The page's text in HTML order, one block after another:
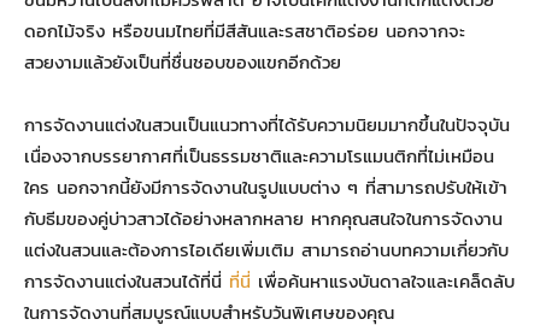
ดอกไม้จริง หรือขนมไทยที่มีสีสันและรสชาติอร่อย นอกจากจะ
สวยงามแล้วยังเป็นที่ชื่นชอบของแขกอีกด้วย
การจัดงานแต่งในสวนเป็นแนวทางที่ได้รับความนิยมมากขึ้นในปัจจุบัน
เนื่องจากบรรยากาศที่เป็นธรรมชาติและความโรแมนติกที่ไม่เหมือน
ใคร นอกจากนี้ยังมีการจัดงานในรูปแบบต่าง ๆ ที่สามารถปรับให้เข้า
กับธีมของคู่บ่าวสาวได้อย่างหลากหลาย หากคุณสนใจในการจัดงาน
แต่งในสวนและต้องการไอเดียเพิ่มเติม สามารถอ่านบทความเกี่ยวกับ
การจัดงานแต่งในสวนได้ที่นี่ ที่นี่ เพื่อค้นหาแรงบันดาลใจและเคล็ดลับ
ในการจัดงานที่สมบูรณ์แบบสำหรับวันพิเศษของคุณ